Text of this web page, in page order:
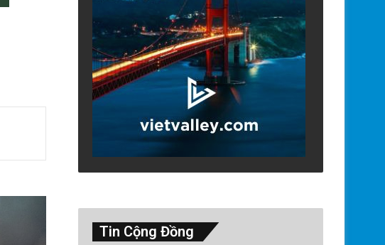
Tin Cộng Đồng